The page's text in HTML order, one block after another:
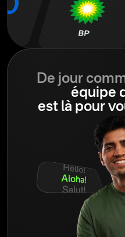
De jour
équipe
est là pour